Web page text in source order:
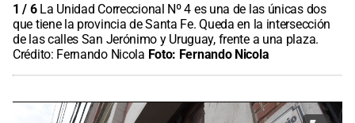
1 / 6 La Unidad Correccional Nº 4 es una de las únicas dos
que tiene la provincia de Santa Fe. Queda en la intersección
de las calles San Jerónimo y Uruguay, frente a una plaza.
Crédito: Fernando Nicola Foto: Fernando Nicola